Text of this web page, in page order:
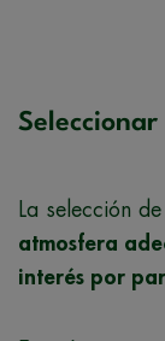
La selección
atmosfera
interés por